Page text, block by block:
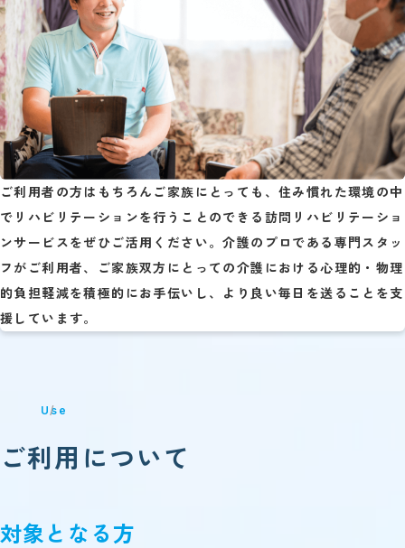
ご利用者の方はもちろんご家族にとっても、住み慣れた環境の中
でリハビリテーションを行うことのできる訪問リハビリテーショ
ンサービスをぜひご活用ください。介護のプロである専門スタッ
フがご利用者、ご家族双方にとっての介護における心理的・物理
的負担軽減を積極的にお手伝いし、より良い毎日を送ることを支
援しています。
Use
ご利用について
対象となる方